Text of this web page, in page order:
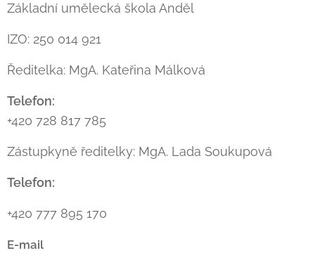
Základní umělecká škola Anděl
IZO: 250 014 921
Ředitelka: MgA. Kateřina Málková
Telefon:
+420 728 817 785
Zástupkyně ředitelky: MgA. Lada Soukupová
Telefon:
+420 777 895 170
E-mail